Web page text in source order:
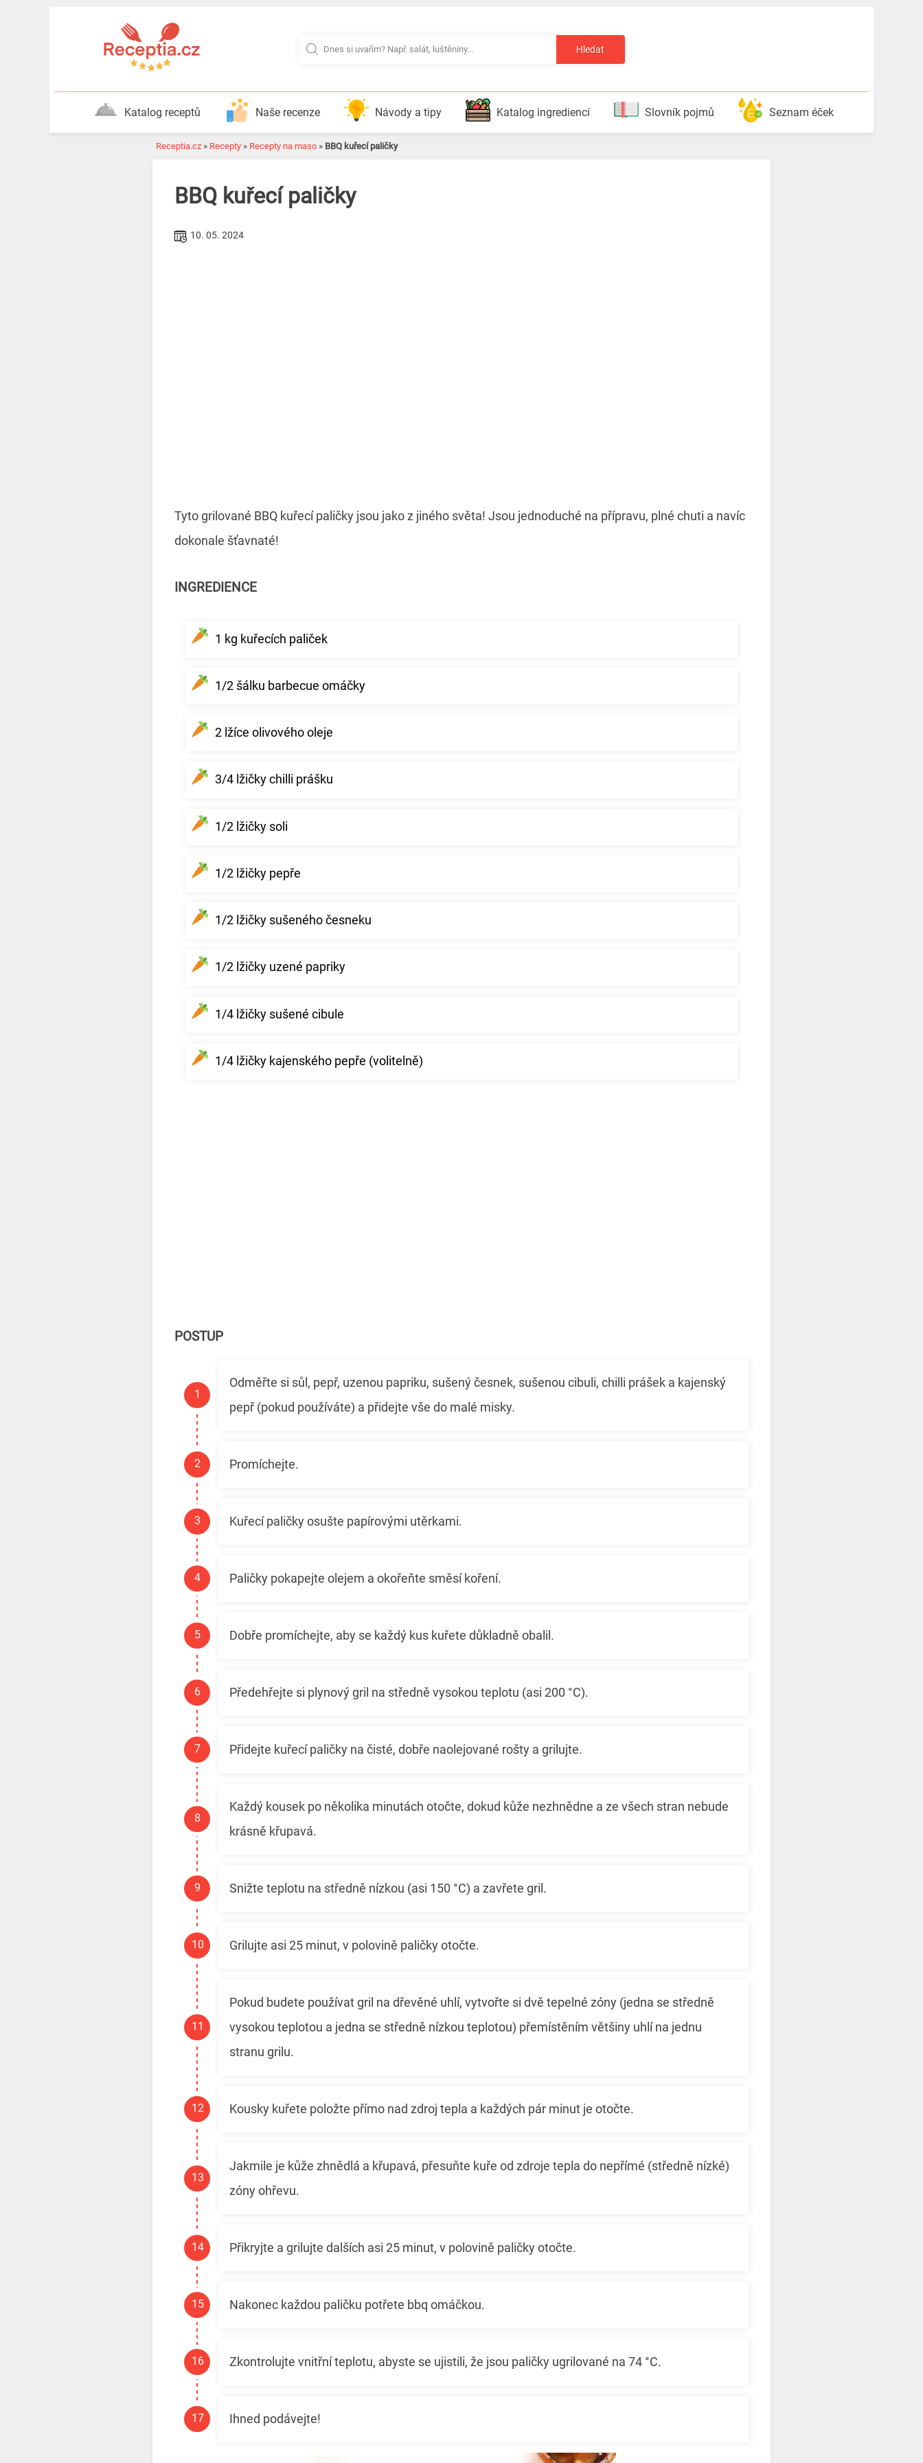
Hledat
Katalog receptů Naše recenze Návody a tipy Katalog ingrediencí Slovník pojmů Seznam éček
Receptia.cz » Recepty » Recepty na maso » BBQ kuřecí paličky
BBQ kuřecí paličky
10. 05. 2024
Tyto grilované BBQ kuřecí paličky jsou jako z jiného světa! Jsou jednoduché na přípravu, plné chuti a navíc
dokonale šťavnaté!
INGREDIENCE
1 kg kuřecích paliček
1/2 šálku barbecue omáčky
2 lžíce olivového oleje
3/4 lžičky chilli prášku
1/2 lžičky soli
1/2 lžičky pepře
1/2 lžičky sušeného česneku
1/2 lžičky uzené papriky
1/4 lžičky sušené cibule
1/4 lžičky kajenského pepře (volitelně)
POSTUP
Odměřte si sůl, pepř, uzenou papriku, sušený česnek, sušenou cibuli, chilli prášek a kajenský
pepř (pokud používáte) a přidejte vše do malé misky.
Promíchejte.
Kuřecí paličky osušte papírovými utěrkami.
Paličky pokapejte olejem a okořeňte směsí koření.
Dobře promíchejte, aby se každý kus kuřete důkladně obalil.
Předehřejte si plynový gril na středně vysokou teplotu (asi 200 °C).
Přidejte kuřecí paličky na čisté, dobře naolejované rošty a grilujte.
Každý kousek po několika minutách otočte, dokud kůže nezhnědne a ze všech stran nebude
krásně křupavá.
Snižte teplotu na středně nízkou (asi 150 °C) a zavřete gril.
Grilujte asi 25 minut, v polovině paličky otočte.
Pokud budete používat gril na dřevěné uhlí, vytvořte si dvě tepelné zóny (jedna se středně
vysokou teplotou a jedna se středně nízkou teplotou) přemístěním většiny uhlí na jednu
stranu grilu.
Kousky kuřete položte přímo nad zdroj tepla a každých pár minut je otočte.
Jakmile je kůže zhnědlá a křupavá, přesuňte kuře od zdroje tepla do nepřímé (středně nízké)
zóny ohřevu.
Přikryjte a grilujte dalších asi 25 minut, v polovině paličky otočte.
Nakonec každou paličku potřete bbq omáčkou.
Zkontrolujte vnitřní teplotu, abyste se ujistili, že jsou paličky ugrilované na 74 °C.
Ihned podávejte!